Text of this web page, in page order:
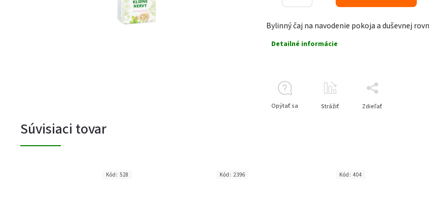
Bylinný čaj na navodenie pokoja a duševnej
Detailné informácie
Opýtať sa Strážiť Zdieľať
Súvisiaci tovar
Kód: 528 Kód: 2396 Kód: 404